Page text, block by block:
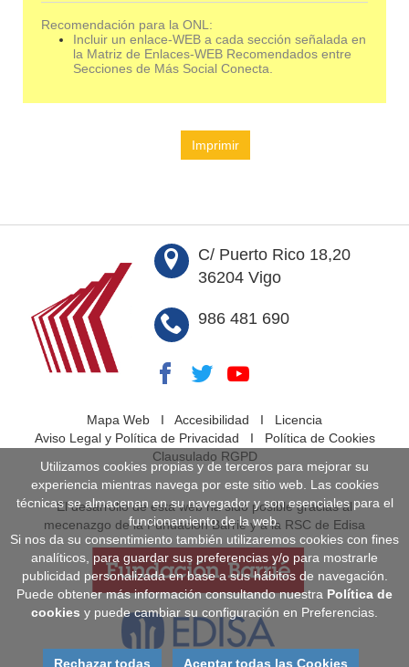
Recomendación para la ONL:
Incluir un enlace-WEB a cada sección señalada en
la Matriz de Enlaces-WEB Recomendados entre
Secciones de Más Social Conecta.
Imprimir
C/ Puerto Rico 18,20
36204 Vigo
986 481 690
Mapa Web I Accesibilidad I Licencia
Aviso Legal y Política de Privacidad I Política de Cookies
Clausulado RGPD
El desarrollo de esta web ha sido posible gracias al
mecenazgo de la Fundación Barrié y a la RSC de Edisa
Utilizamos cookies propias y de terceros para mejorar su
experiencia mientras navega por este sitio web. Las cookies
técnicas se almacenan en su navegador y son esenciales para el
funcionamiento de la web.
Si nos da su consentimiento también utilizaremos cookies con fines
analíticos, para guardar sus preferencias y/o para mostrarle
publicidad personalizada en base a sus hábitos de navegación.
Puede obtener más información consultando nuestra Política de
cookies y puede cambiar su configuración en Preferencias.
Rechazar todas Aceptar todas las Cookies